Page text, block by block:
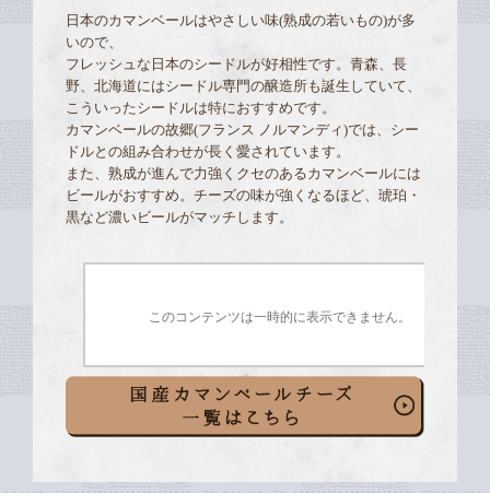
日本のカマンベールはやさしい味(熟成の若いもの)が多
いので、
フレッシュな日本のシードルが好相性です。青森、長
野、北海道にはシードル専門の醸造所も誕生していて、
こういったシードルは特におすすめです。
カマンベールの故郷(フランス ノルマンディ)では、シー
ドルとの組み合わせが長く愛されています。
また、熟成が進んで力強くクセのあるカマンベールには
ビールがおすすめ。チーズの味が強くなるほど、琥珀・
黒など濃いビールがマッチします。
このコンテンツは一時的に表示できません。